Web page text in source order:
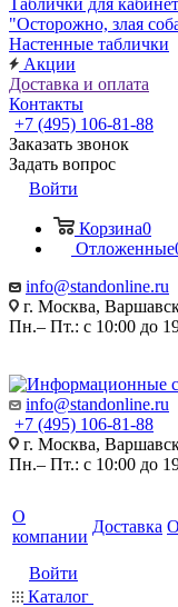
Таблички для
"Осторожно, злая
Настенные таблички
Акции
Доставка и оплата
Контакты
+7 (495) 106-81-88
Заказать звонок
Задать вопрос
Войти
Корзина0
Отложенные
info@standonline.ru
г. Москва,
Пн.– Пт.: с 10:00 до
info@standonline.ru
+7 (495) 106-81-88
г. Москва,
Пн.– Пт.: с 10:00 до
О
компании
Доставка
Войти
Каталог